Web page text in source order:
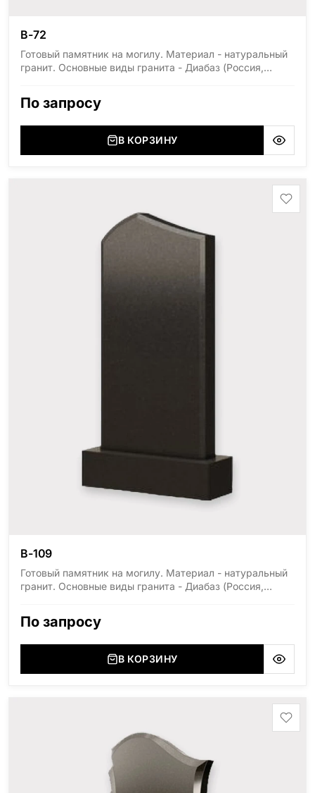
В-72
Готовый памятник на могилу. Материал - натуральный
гранит. Основные виды гранита - Диабаз (Россия,
(Украина, Житомерская область), Лабродарит
(Украина, Житомерская область), Сюксюансаари
(Россия, Карелия), Амфиболит (Россия, Мурманская
минимальные стандартные размеры: Стела: 80x40x5
По запросу
В КОРЗИНУ
В-109
Готовый памятник на могилу. Материал - натуральный
гранит. Основные виды гранита - Диабаз (Россия,
(Украина, Житомерская область), Лабродарит
(Украина, Житомерская область), Сюксюансаари
(Россия, Карелия), Амфиболит (Россия, Мурманская
минимальные стандартные размеры: Стела: 80x40x5
По запросу
В КОРЗИНУ